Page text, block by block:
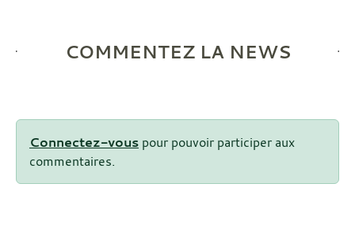
COMMENTEZ LA NEWS
Connectez-vous pour pouvoir participer aux
commentaires.